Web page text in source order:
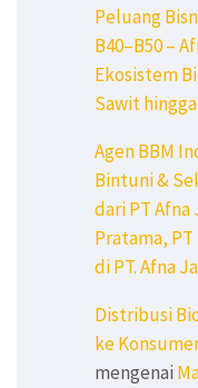
Peluang
B40–B50 –
Ekosistem
Sawit
Agen BBM
Bintuni &
dari PT Afna
Pratama, PT
di PT. Afna
Distribusi
ke
mengenai